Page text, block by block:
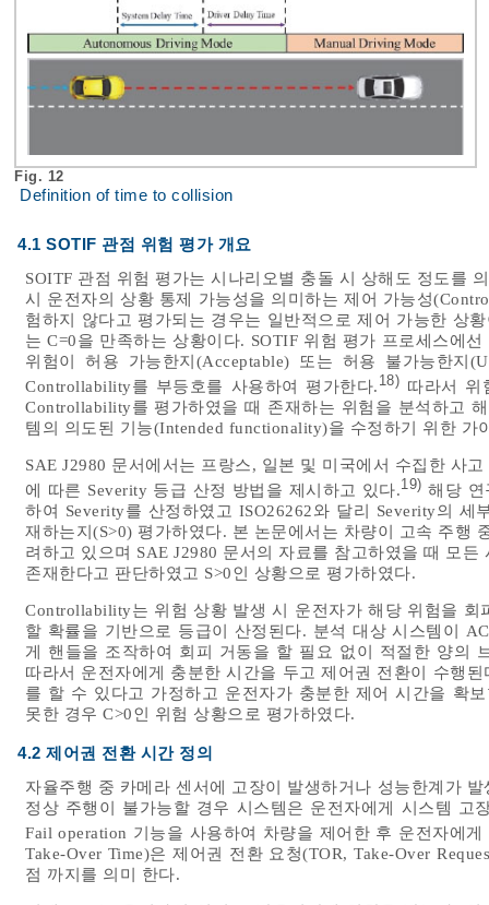
Fig. 12
Definition of time to collision
4.1 SOTIF 관점 위험 평가 개요
SOITF 관점 위험 평가는 시나리오별 충돌 시 상해도 정도를
시 운전자의 상황 통제 가능성을 의미하는 제어 가능성
험하지 않다고 평가되는 경우는 일반적으로 제어 가능한 상
는 C=0을 만족하는 상황이다. SOTIF 위험 평가 프로세스에
위험이 허용 가능한지(Acceptable) 또는 허용 불가능한지
Controllability를 부등호를 사용하여 평가한다. 18) 따라서 위
Controllability를 평가하였을 때 존재하는 위험을 분석하고
템의 의도된 기능(Intended functionality)을 수정하기 위한 가
SAE J2980 문서에서는 프랑스, 일본 및 미국에서 수집한 사
에 따른 Severity 등급 산정 방법을 제시하고 있다.19) 해당 연
하여 Severity를 산정하였고 ISO26262와 달리 Severity의
재하는지(S>0) 평가하였다. 본 논문에서는 차량이 고속 주행
려하고 있으며 SAE J2980 문서의 자료를 참고하였을 때 모
존재한다고 판단하였고 S>0인 상황으로 평가하였다.
Controllability는 위험 상황 발생 시 운전자가 해당 위험을
할 확률을 기반으로 등급이 산정된다. 분석 대상 시스템이
게 핸들을 조작하여 회피 거동을 할 필요 없이 적절한 양의
따라서 운전자에게 충분한 시간을 두고 제어권 전환이 수행
를 할 수 있다고 가정하고 운전자가 충분한 제어 시간을 확
못한 경우 C>0인 위험 상황으로 평가하였다.
4.2 제어권 전환 시간 정의
자율주행 중 카메라 센서에 고장이 발생하거나 성능한계가
정상 주행이 불가능할 경우 시스템은 운전자에게 시스템 고
Fail operation 기능을 사용하여 차량을 제어한 후 운전자에
Take-Over Time)은 제어권 전환 요청(TOR, Take-Over
점 까지를 의미 한다.